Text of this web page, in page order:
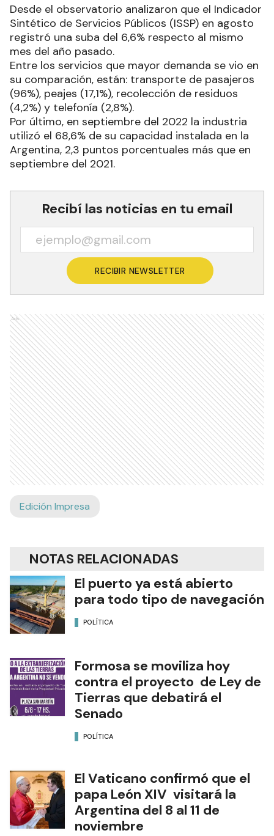
Desde el observatorio analizaron que el Indicador
Sintético de Servicios Públicos (ISSP) en agosto
registró una suba del 6,6% respecto al mismo
mes del año pasado.
Entre los servicios que mayor demanda se vio en
su comparación, están: transporte de pasajeros
(96%), peajes (17,1%), recolección de residuos
(4,2%) y telefonía (2,8%).
Por último, en septiembre del 2022 la industria
utilizó el 68,6% de su capacidad instalada en la
Argentina, 2,3 puntos porcentuales más que en
septiembre del 2021.
Recibí las noticias en tu email
RECIBIR NEWSLETTER
Ads
Edición Impresa
NOTAS RELACIONADAS
El puerto ya está abierto
para todo tipo de navegación
POLÍTICA
Formosa se moviliza hoy
contra el proyecto de Ley de
Tierras que debatirá el
Senado
POLÍTICA
El Vaticano confirmó que el
papa León XIV visitará la
Argentina del 8 al 11 de
noviembre